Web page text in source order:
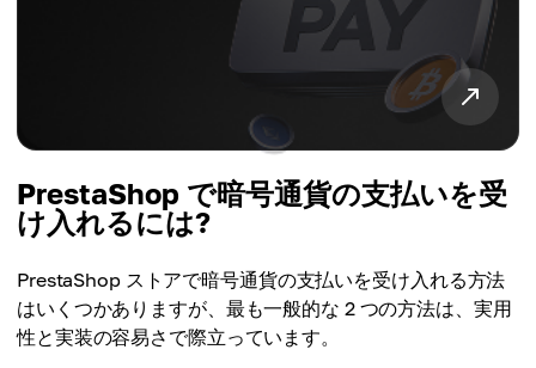
PrestaShop で暗号通貨の支払いを受
け入れるには?
PrestaShop ストアで暗号通貨の支払いを受け入れる方法
はいくつかありますが、最も一般的な 2 つの方法は、実用
性と実装の容易さで際立っています。